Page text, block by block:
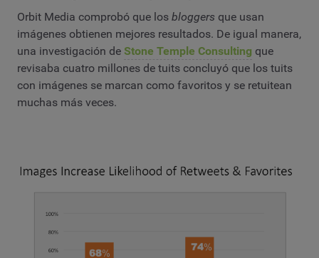
Orbit Media comprobó que los bloggers que usan
imágenes obtienen mejores resultados. De igual manera,
una investigación de Stone Temple Consulting que
revisaba cuatro millones de tuits concluyó que los tuits
con imágenes se marcan como favoritos y se retuitean
muchas más veces.